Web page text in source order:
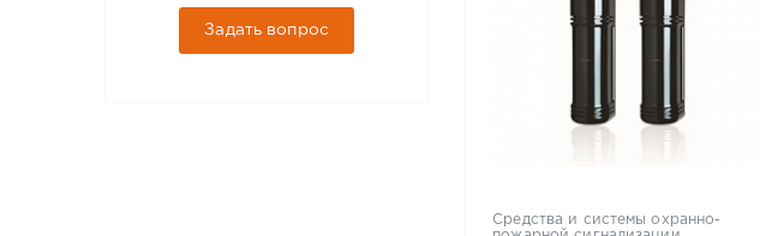
Задать вопрос
Средства и системы охранно-